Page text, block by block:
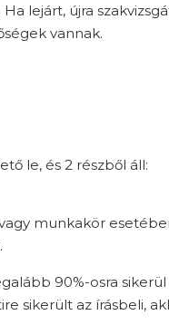
lejárt, újra
vannak.
le, és 2 részből áll:
munkakör
90%-osra
sikerült az írásbeli,